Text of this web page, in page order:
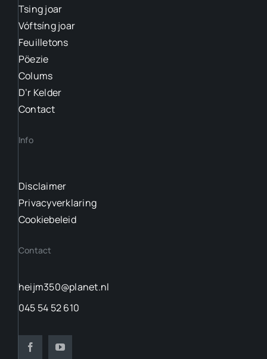
Tsing joar
Vóftsíng joar
Feuilletons
Pöezie
Colums
D’r Kelder
Contact
Info
Disclaimer
Privacyverklaring
Cookiebeleid
Contact
heijm350@planet.nl
045 54 52 610